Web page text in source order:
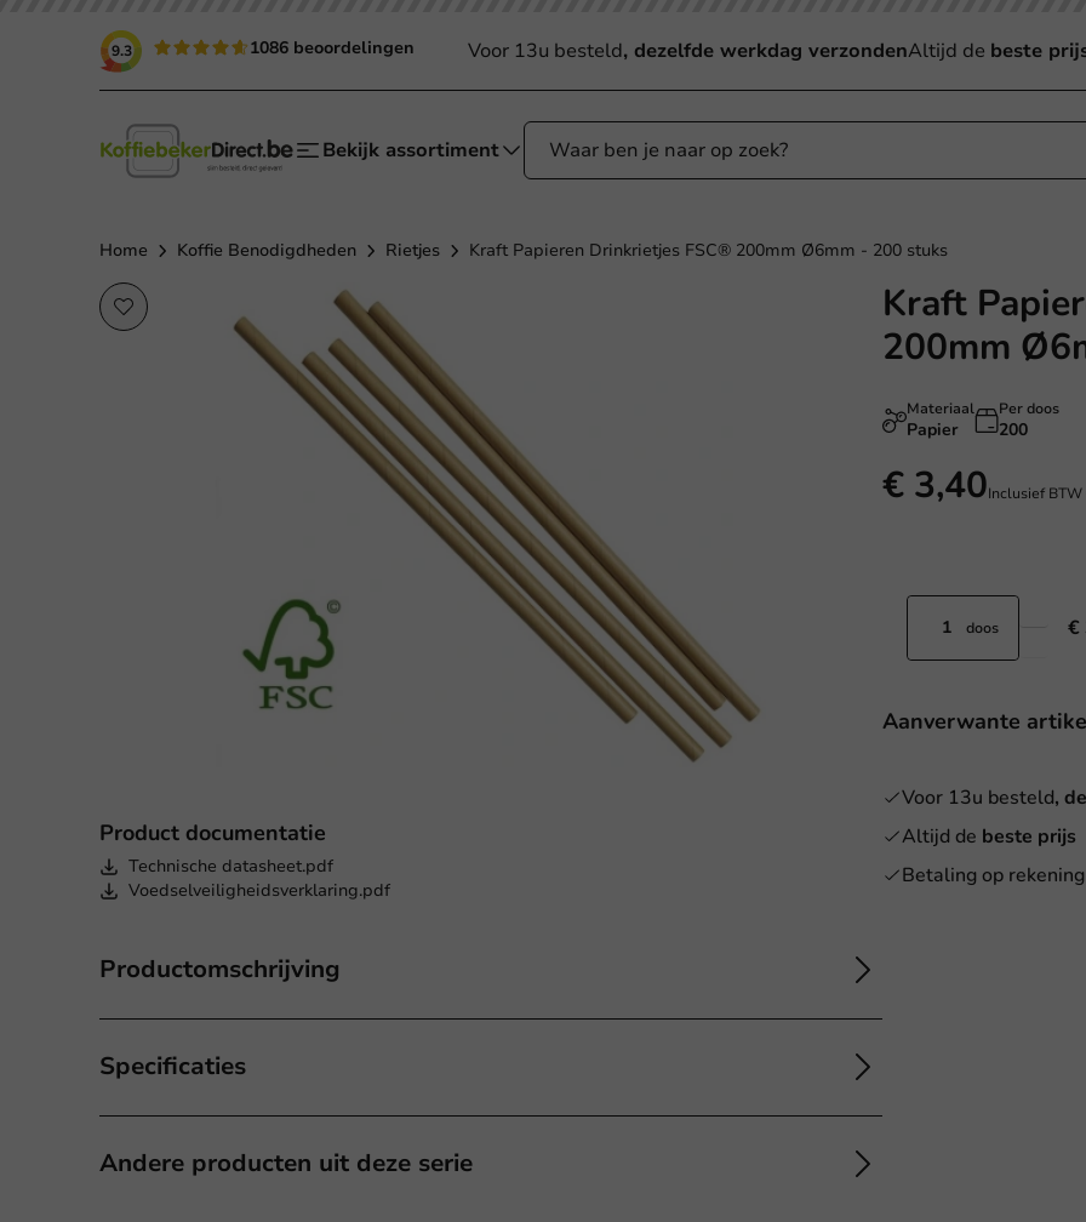
9.3 1086 beoordelingen Voor 13u besteld, dezelfde werkdag verzondenAltijd de beste
Bekijk assortiment
Home Koffie Benodigdheden Rietjes Kraft Papieren Drinkrietjes FSC® 200mm Ø6mm - 200 stuks
Product documentatie
Technische datasheet.pdf
Voedselveiligheidsverklaring.pdf
Productomschrijving
Specificaties
Andere producten uit deze serie
Kraft
200mm
Materiaal
Papier
Per doos
200
€ 3,40Inclusief BTW
doos €
Aanverwante
Voor 13u besteld,
Altijd de beste prijs
Betaling op